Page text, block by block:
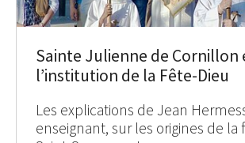
Sainte Julienne de Cornillon
l’institution de la Fête-Dieu
Les explications de Jean
enseignant, sur les origines de la